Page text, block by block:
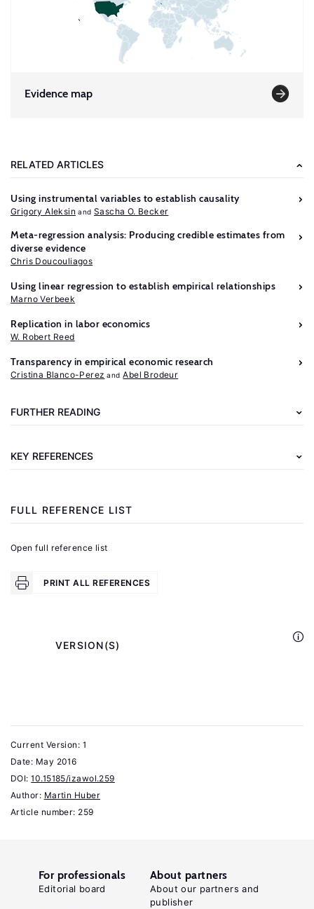
Evidence map
RELATED ARTICLES
Using instrumental variables to establish causality
Grigory Aleksin Sascha O. Becker
Meta-regression analysis: Producing credible estimates from
diverse evidence
Chris Doucouliagos
Using linear regression to establish empirical relationships
Marno Verbeek
Replication in labor economics
W. Robert Reed
Transparency in empirical economic research
Cristina Blanco-Perez Abel Brodeur
FURTHER READING
KEY REFERENCES
reading
Imai,
Keele,
inference
and
sensitivity
for
effects"
71.
Pearl,
effects"
FULL REFERENCE LIST
Open full reference list
PRINT ALL REFERENCES
Current Version: 1
Date: May 2016
DOI: 10.15185/izawol.259
Author: Martin Huber
Article number: 259
For professionals
Editorial board
About partners
About our partners and
publisher